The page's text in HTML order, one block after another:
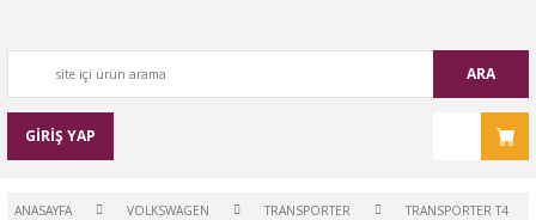
ARA
GİRİŞ YAP
ANASAYFA VOLKSWAGEN TRANSPORTER TRANSPORTER T4